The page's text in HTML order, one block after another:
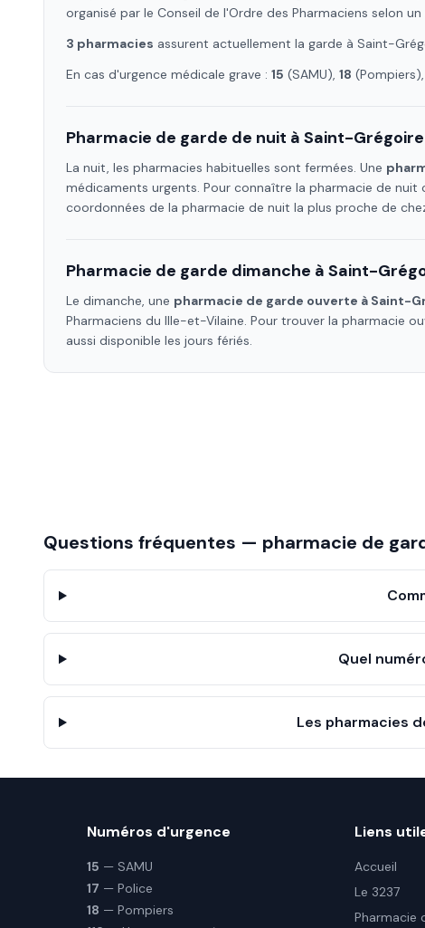
organisé par le Conseil de l'Ordre des Pharmaciens selon
3 pharmacies assurent actuellement la garde à Saint-
En cas d'urgence médicale grave : 15 (SAMU), 18 (Pompiers),
Pharmacie de garde de nuit à Saint-Grégoire
La nuit, les pharmacies habituelles sont fermées. Une
médicaments urgents. Pour connaître la pharmacie de nuit
coordonnées de la pharmacie de nuit la plus proche de
Pharmacie de garde dimanche à Saint-
Le dimanche, une pharmacie de garde ouverte à Saint-
Pharmaciens du Ille-et-Vilaine. Pour trouver la pharmacie
aussi disponible les jours fériés.
Questions fréquentes — pharmacie de
Quel
Les pharmacies
Numéros d'urgence
15 — SAMU
17 — Police
18 — Pompiers
Liens
Accueil
Le 3237
Pharmacie